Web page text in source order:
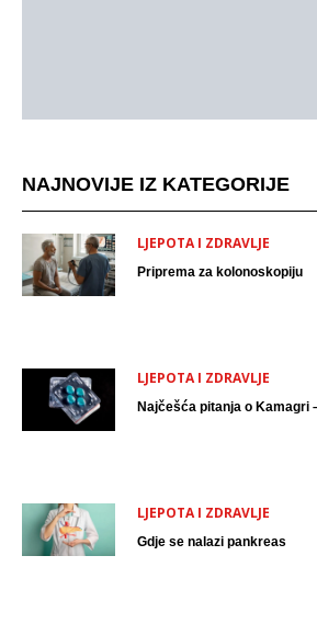
NAJNOVIJE IZ KATEGORIJE
LJEPOTA I ZDRAVLJE
Priprema za kolonoskopiju
LJEPOTA I ZDRAVLJE
Najčešća pitanja o Kamagri
LJEPOTA I ZDRAVLJE
Gdje se nalazi pankreas